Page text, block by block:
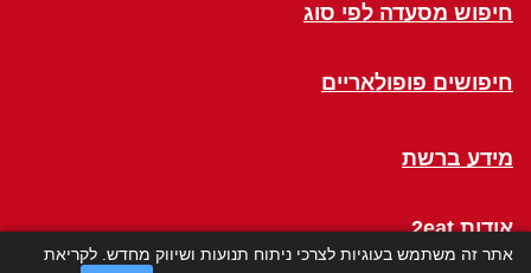
חיפוש מסעדה לפי סוג
חיפושים פופולאריים
מידע ברשת
אודות 2eat
אתר זה משתמש בעוגיות לצרכי ניתוח תנועות ושיווק מחדש. לקריאת